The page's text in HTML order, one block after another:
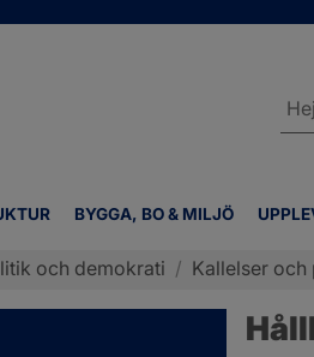
BYGGA, BO & MILJÖ
och demokrati / Kallelser